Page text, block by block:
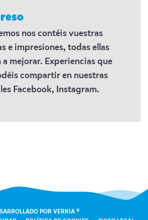
nos contéis vuestras
e impresiones, todas ellas
a mejorar. Experiencias que
compartir en nuestras
Facebook, Instagram.
POR VERKIA ®